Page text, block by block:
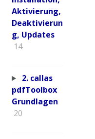
Aktivierung,
Deaktivierun
g, Updates
14
2. callas
pdfToolbox
Grundlagen
20